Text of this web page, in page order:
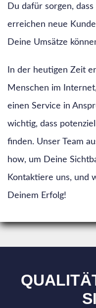
Du dafür sorgen,
erreichen neue
Deine Umsätze
In der heutigen Zeit
Menschen im
einen Service in
wichtig, dass
finden. Unser Team
how, um Deine
Kontaktiere uns, und
Deinem Erfolg!